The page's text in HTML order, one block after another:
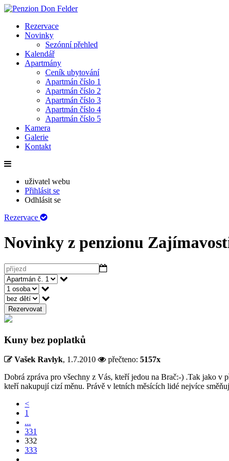
Rezervace
Novinky
Sezónní přehled
Kalendář
Apartmány
Ceník ubytování
Apartmán číslo 1
Apartmán číslo 2
Apartmán číslo 3
Apartmán číslo 4
Apartmán číslo 5
Kamera
Galerie
Kontakt
uživatel webu
Přihlásit se
Odhlásit se
Rezervace
Novinky z penzionu
Rezervovat
Kuny bez poplatků
Vašek Ravlyk, 1.7.2010 přečteno: 5157x
Dobrá zpráva pro všechny z Vás, kteří jedou na Brač:-) .Tak jako v
kteří nakupují cizí měnu. Právě v letních měsících lidé nejvíce
<
1
...
331
332
333